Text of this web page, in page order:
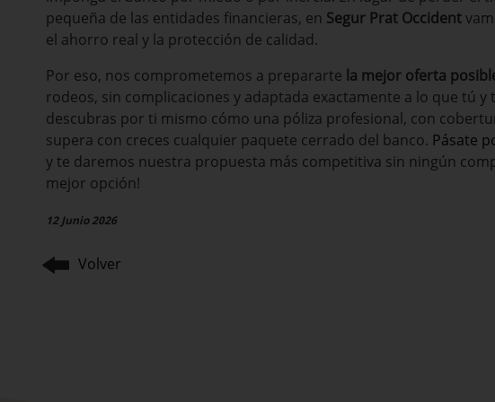
pequeña de las entidades financieras, en Segur Prat Occident
el ahorro real y la protección de calidad.
Por eso, nos comprometemos a prepararte la mejor oferta
rodeos, sin complicaciones y adaptada exactamente a lo que tú
descubras por ti mismo cómo una póliza profesional, con
supera con creces cualquier paquete cerrado del banco. Pásate
y te daremos nuestra propuesta más competitiva sin ningún
mejor opción!
12 Junio 2026
Volver